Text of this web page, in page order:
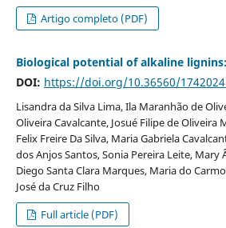
Artigo completo (PDF)
Biological potential of alkaline
DOI: https://doi.org/10.36560/
Lisandra da Silva Lima, Ila Maranhão de
Oliveira Cavalcante, Josué Filipe de Oliveira
Felix Freire Da Silva, Maria Gabriela
dos Anjos Santos, Sonia Pereira Leite, Mary
Diego Santa Clara Marques, Maria do
José da Cruz Filho
Full article (PDF)